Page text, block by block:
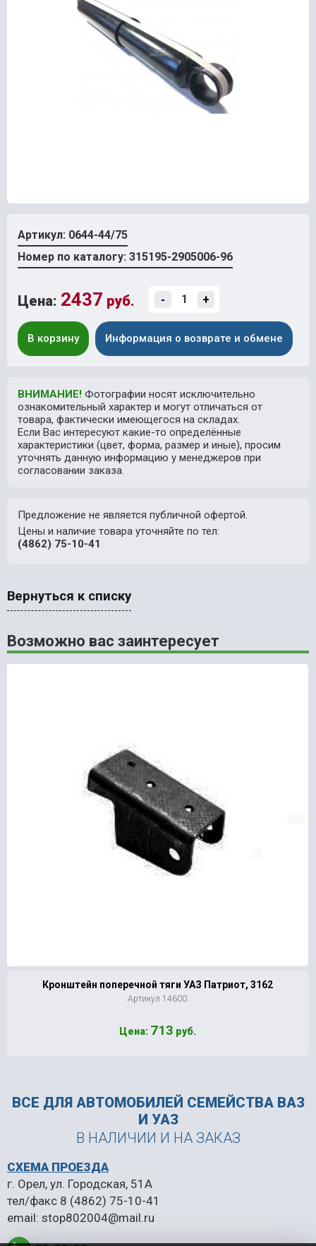
Артикул: 0644-44/75
Номер по каталогу: 315195-2905006-96
Цена: 2437 руб. - +
В корзину Информация о возврате и обмене
ВНИМАНИЕ! Фотографии носят исключительно
ознакомительный характер и могут отличаться от
товара, фактически имеющегося на складах.
Если Вас интересуют какие-то определённые
характеристики (цвет, форма, размер и иные), просим
уточнять данную информацию у менеджеров при
согласовании заказа.
Предложение не является публичной офертой.
Цены и наличие товара уточняйте по тел:
(4862) 75-10-41
Вернуться к списку
Возможно вас заинтересует
Кронштейн поперечной тяги УАЗ Патриот, 3162
Артикул 14600
Цена: 713 руб.
ВСЕ ДЛЯ АВТОМОБИЛЕЙ СЕМЕЙСТВА ВАЗ
И УАЗ
В НАЛИЧИИ И НА ЗАКАЗ
СХЕМА ПРОЕЗДА
г. Орел, ул. Городская, 51А
тел/факс 8 (4862) 75-10-41
email: stop802004@mail.ru